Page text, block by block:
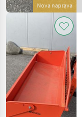
Nova naprava